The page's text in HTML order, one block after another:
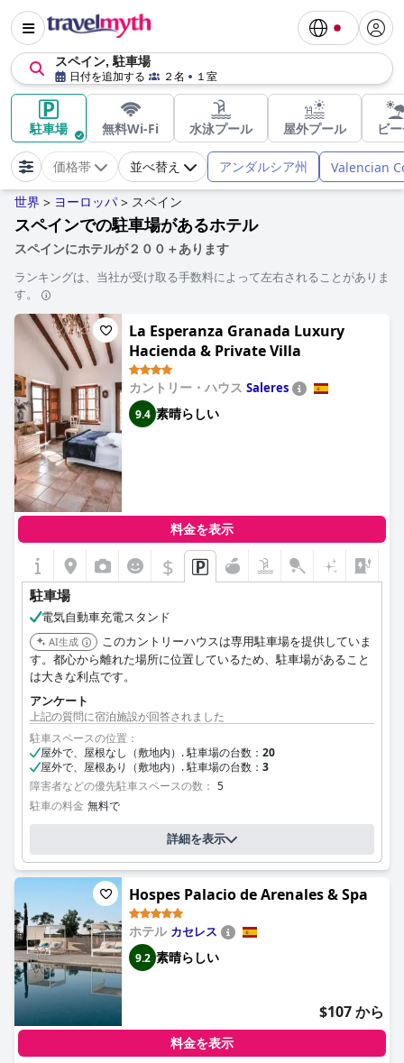
スペイン, 駐車場
日付を追加する ２名 １室
駐車場 無料Wi-Fi 水泳プール 屋外プール ビ
価格帯 並べ替え アンダルシア州 Valencian
世界 > ヨーロッパ > スペイン
スペインでの駐車場があるホテル
スペインにホテルが２００＋あります
ランキングは、当社が受け取る手数料によって左右されることがありま
す。
La Esperanza Granada Luxury
Hacienda & Private Villa
カントリー・ハウス Saleres
9.4 素晴らしい
料金を表示
$
駐車場
電気自動車充電スタンド
AI生成
このカントリーハウスは専用駐車場を提供していま
す。都心から離れた場所に位置しているため、駐車場があること
は大きな利点です。
アンケート
上記の質問に宿泊施設が回答されました
駐車スペースの位置：
屋外で、屋根なし（敷地内）. 駐車場の台数： 20
屋外で、屋根あり（敷地内）. 駐車場の台数： 3
障害者などの優先駐車スペースの数： 5
駐車の料金 無料で
詳細を表示
Hospes Palacio de Arenales & Spa
ホテル カセレス
9.2 素晴らしい
$107 から
料金を表示